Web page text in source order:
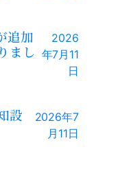
追加
まし
2026
年7月11
日
設
2026年7
月11日